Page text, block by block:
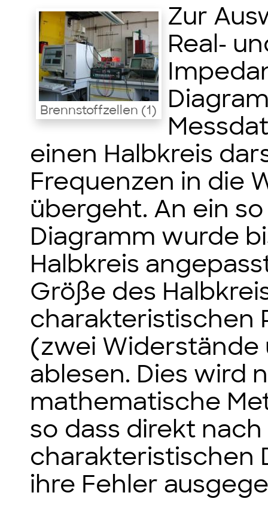
Brennstoffzellen (1)
Zur
Real-
einen Halbkreis
Frequenzen in die
übergeht. An ein
Diagramm wurde
Halbkreis
Größe des
charakteristischen
(zwei Widerstände
ablesen. Dies wird
mathematische
so dass direkt
charakteristischen
ihre Fehler